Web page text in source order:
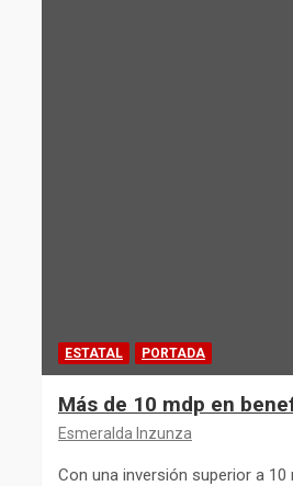
ESTATAL PORTADA
Más de 10 mdp en
Esmeralda Inzunza
Con una inversión superior a 10